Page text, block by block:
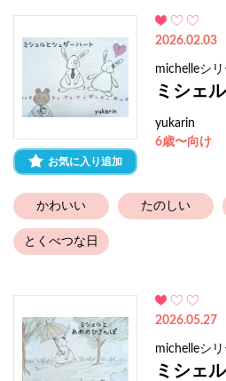
お気に入り追加
2026.02.03
michelleシ
ミシェ
yukarin
6歳〜向け
かわいい たのしい
とくべつな日
2026.05.27
michelleシ
ミシェ